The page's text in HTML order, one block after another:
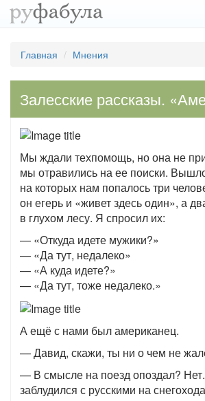
Главная Мнения
Залесские рассказы.
Мы ждали техпомощь, но она не
мы отравились на ее поиски.
на которых нам попалось три
он егерь и «живет здесь один», а
в глухом лесу. Я спросил их:
— «Откуда идете мужики?»
— «Да тут, недалеко»
— «А куда идете?»
— «Да тут, тоже недалеко.»
А ещё с нами был американец.
— Давид, скажи, ты ни о чем не
— В смысле на поезд опоздал?
заблудился с русскими на